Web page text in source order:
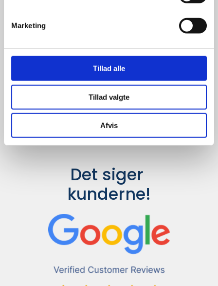
Marketing
Tillad alle
Tillad valgte
Afvis
Udvalget er langt større, så har I en
idé til et konkret produkt, eller et
helt særligt ønske, så send en
forespørgsel tilinfo@syddesign.dk,
så finder vi det helt rigtige produkt
til en konkurrence dygtig pris.
Det siger
kunderne!